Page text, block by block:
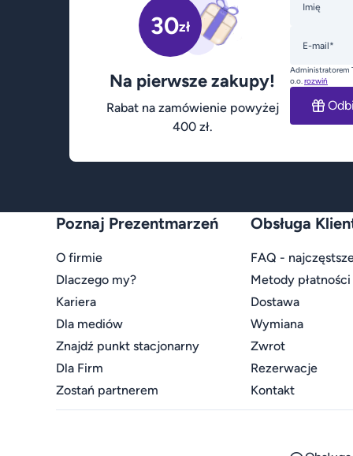
30zł
Na pierwsze zakupy!
Rabat na zamówienie powyżej
400 zł.
Imię
E-mail*
Administratorem
o.o.rozwiń
Poznaj Prezentmarzeń
O firmie
Dlaczego my?
Kariera
Dla mediów
Znajdź punkt stacjonarny
Dla Firm
Zostań partnerem
Obsługa
FAQ -
Metody płatności
Dostawa
Wymiana
Zwrot
Rezerwacje
Kontakt